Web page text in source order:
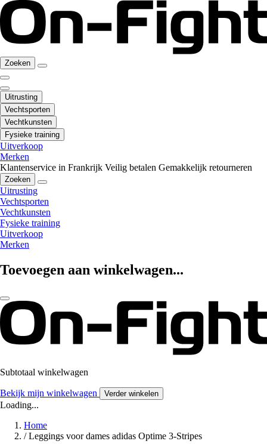
Zoeken
Uitrusting
Vechtsporten
Vechtkunsten
Fysieke training
Uitverkoop
Merken
Klantenservice in Frankrijk Veilig betalen Gemakkelijk retourneren
Zoeken
Uitrusting
Vechtsporten
Vechtkunsten
Fysieke training
Uitverkoop
Merken
Toevoegen aan winkelwagen...
Subtotaal winkelwagen
Bekijk mijn winkelwagen Verder winkelen
Loading...
Home
/ Leggings voor dames adidas Optime 3-Stripes